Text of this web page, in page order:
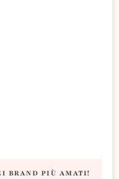
BRAND PIÙ AMATI!